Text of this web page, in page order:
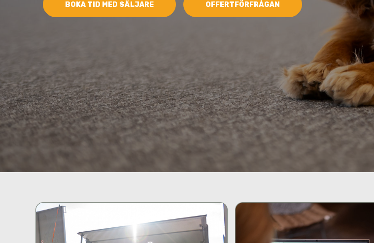
BOKA TID MED SÄLJARE OFFERTFÖRFRÅGAN